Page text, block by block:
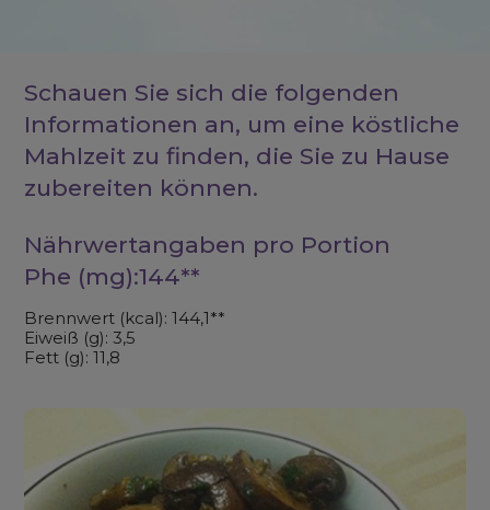
Schauen Sie sich die folgenden
Informationen an, um eine köstliche
Mahlzeit zu finden, die Sie zu Hause
zubereiten können.
Nährwertangaben pro Portion
Phe (mg):144**
Brennwert (kcal): 144,1**
Eiweiß (g): 3,5
Fett (g): 11,8